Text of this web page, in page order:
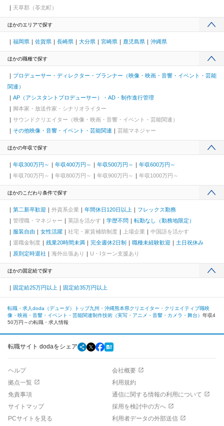
天草郡（苓北町）
ほかのエリアで探す
福岡県 佐賀県 長崎県 大分県 宮崎県 鹿児島県 沖縄県
ほかの職種で探す
プロデューサー・ディレクター・プランナー（映像・映画・音響・イベント・芸能
関連）
AP（アシスタントプロデューサー）・AD・制作進行管理
脚本家・放送作家・シナリオライター
サウンドクリエイター（映像・映画・音響・イベント・芸能関連）
その他映像・音響・イベント・芸能関連
芸能マネジャー
ほかの年収で探す
年収300万円～ 年収400万円～ 年収500万円～
年収600万円～
年収700万円～
年収800万円～ 年収900万円～ 年収1000万円～
ほかのこだわり条件で探す
第二新卒歓迎 外資系企業 年間休日120日以上
フレックス勤務
管理職・マネジャー
英語を活かす 学歴不問
転勤なし（勤務地限定）
服装自由
女性活躍 社宅・家賃補助制度 上場企業
中国語を活かす
退職金制度
残業20時間未満 完全週休2日制 職種未経験歓迎
土日祝休み
原則定時退社
海外出張あり U・Iターン支援あり
ほかの固定給で探す
固定給25万円以上 固定給35万円以上
転職・求人doda（デューダ）トップ九州・沖縄熊本県クリエイター・クリエイティブ職映
像・映画・音響・イベント・芸能関連制作技術（実写・アニメ・音響・カメラ・舞台） 年収4
50万円～の転職・求人情報
転職サイト dodaをシェア
ヘルプ
会社概要
拠点一覧
利用規約
免責事項
通信に関する情報の利用について
サイトマップ
採用を検討中の方へ
PCサイトを見る
利用者データの外部送信